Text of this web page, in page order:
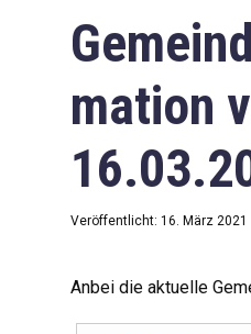
Gemeindeamt
Gemeinderat
Bildung
Vereine
mation
Veröffentlicht: 16. März 2021
Anbei die aktuelle